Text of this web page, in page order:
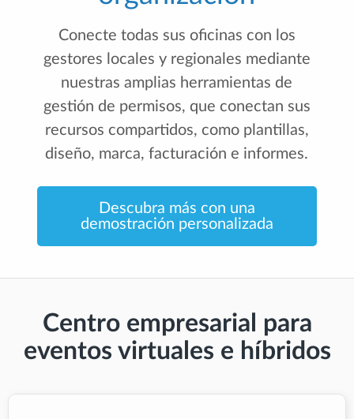
Conecte todas sus oficinas con los
gestores locales y regionales mediante
nuestras amplias herramientas de
gestión de permisos, que conectan sus
recursos compartidos, como plantillas,
diseño, marca, facturación e informes.
Descubra más con una
demostración personalizada
Centro empresarial para
eventos virtuales e híbridos